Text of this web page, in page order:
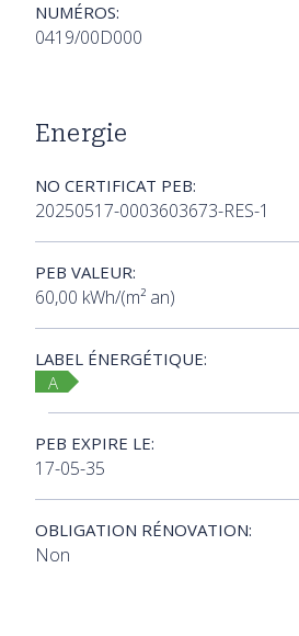
NUMÉROS:
0419/00D000
Energie
NO CERTIFICAT PEB:
20250517-0003603673-RES-1
PEB VALEUR:
60,00 kWh/(m² an)
LABEL ÉNERGÉTIQUE:
A
PEB EXPIRE LE:
17-05-35
OBLIGATION RÉNOVATION:
Non